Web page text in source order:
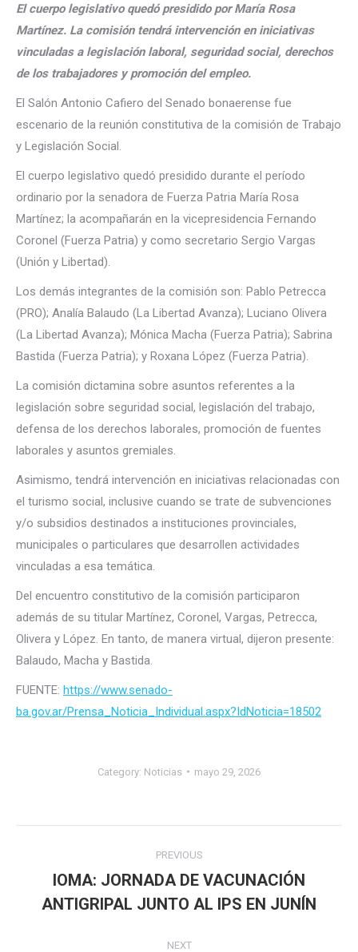
El cuerpo legislativo quedó presidido por María Rosa
Martínez. La comisión tendrá intervención en iniciativas
vinculadas a legislación laboral, seguridad social, derechos
de los trabajadores y promoción del empleo.
El Salón Antonio Cafiero del Senado bonaerense fue
escenario de la reunión constitutiva de la comisión de Trabajo
y Legislación Social.
El cuerpo legislativo quedó presidido durante el período
ordinario por la senadora de Fuerza Patria María Rosa
Martínez; la acompañarán en la vicepresidencia Fernando
Coronel (Fuerza Patria) y como secretario Sergio Vargas
(Unión y Libertad).
Los demás integrantes de la comisión son: Pablo Petrecca
(PRO); Analía Balaudo (La Libertad Avanza); Luciano Olivera
(La Libertad Avanza); Mónica Macha (Fuerza Patria); Sabrina
Bastida (Fuerza Patria); y Roxana López (Fuerza Patria).
La comisión dictamina sobre asuntos referentes a la
legislación sobre seguridad social, legislación del trabajo,
defensa de los derechos laborales, promoción de fuentes
laborales y asuntos gremiales.
Asimismo, tendrá intervención en iniciativas relacionadas con
el turismo social, inclusive cuando se trate de subvenciones
y/o subsidios destinados a instituciones provinciales,
municipales o particulares que desarrollen actividades
vinculadas a esa temática.
Del encuentro constitutivo de la comisión participaron
además de su titular Martínez, Coronel, Vargas, Petrecca,
Olivera y López. En tanto, de manera virtual, dijeron presente:
Balaudo, Macha y Bastida.
FUENTE: https://www.senado-
ba.gov.ar/Prensa_Noticia_Individual.aspx?IdNoticia=18502
Category: Noticias mayo 29, 2026
navigation
PREVIOUS
Previous
post:
IOMA: JORNADA DE VACUNACIÓN
ANTIGRIPAL JUNTO AL IPS EN JUNÍN
NEXT